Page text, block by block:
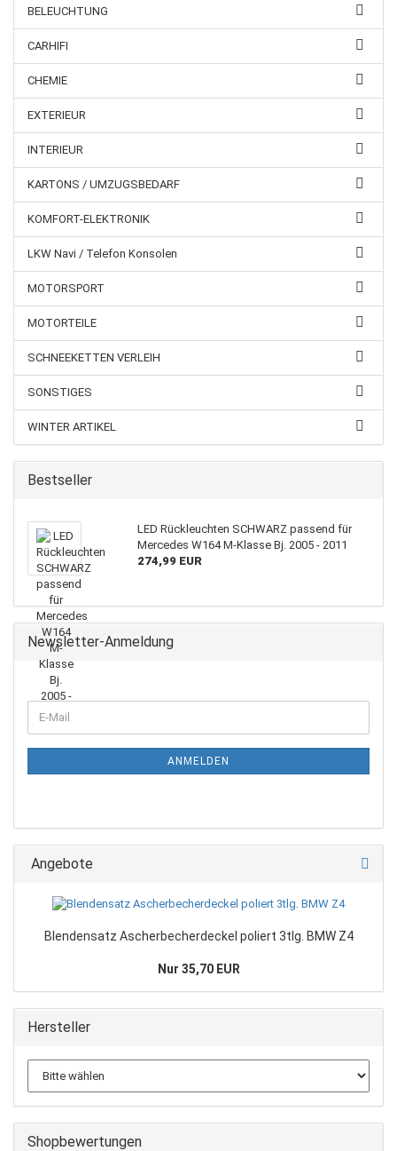
BELEUCHTUNG
CARHIFI
CHEMIE
EXTERIEUR
INTERIEUR
KARTONS / UMZUGSBEDARF
KOMFORT-ELEKTRONIK
LKW Navi / Telefon Konsolen
MOTORSPORT
MOTORTEILE
SCHNEEKETTEN VERLEIH
SONSTIGES
WINTER ARTIKEL
Bestseller
LED Rückleuchten SCHWARZ passend für
Mercedes W164 M-Klasse Bj. 2005 - 2011
274,99 EUR
Newsletter-Anmeldung
ANMELDEN
Angebote
Blendensatz Ascherbecherdeckel poliert 3tlg. BMW Z4
Nur 35,70 EUR
Hersteller
Shopbewertungen